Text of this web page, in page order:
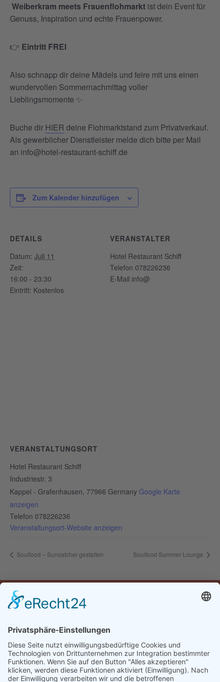
Weiberkram meets Frauenflohmarkt ist dein Event für
Genuss, Inspiration und echte Frauenpower.
👉 Eintritt FREI
Also schnapp dir deine Mädels und feire mit uns einen
wundervollen Sommernachmittag voller
Lieblingsmomente ✨
Buche dir HIER deine Flohmarktstand zum Privatverkauf.
Als gewerblicher Dienstleister melde dich bitte per Mail
an info@hotel-restaurant-schiff.de
Zum Kalender hinzufügen
DETAILS
Datum: Juli 11
Zeit:
16:00 - 23:30
Eintritt: Kostenlos
VERANSTALTER
Hotel Restaurant Schiff
Telefon 078226236
E-Mail info@
VERANSTALTUNGSORT
Hotel Restaurant Schiff
Industriestr. 3
Kappel - Grafenhausen, 77966 Germany Google Karte
anzeigen
Telefon 078226236
Veranstaltungsort-Website anzeigen
Soulfood – Suncatcher gestalten Soulfood Summer Lounge
Öffnungszeiten
16:30-22:00 Uhr
Dienstag bis Samstag:
10:30-14:00 & 16:30-22:00 Uhr
Sonntag: